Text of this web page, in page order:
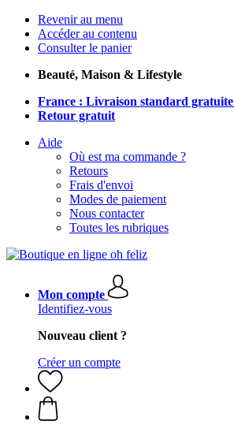
Revenir au menu
Accéder au contenu
Consulter le panier
Beauté, Maison & Lifestyle
France : Livraison standard gratuite
Retour gratuit
Aide
Où est ma commande ?
Retours
Frais d'envoi
Modes de paiement
Nous contacter
Toutes les rubriques
Mon compte
Identifiez-vous
Nouveau client ?
Créer un compte